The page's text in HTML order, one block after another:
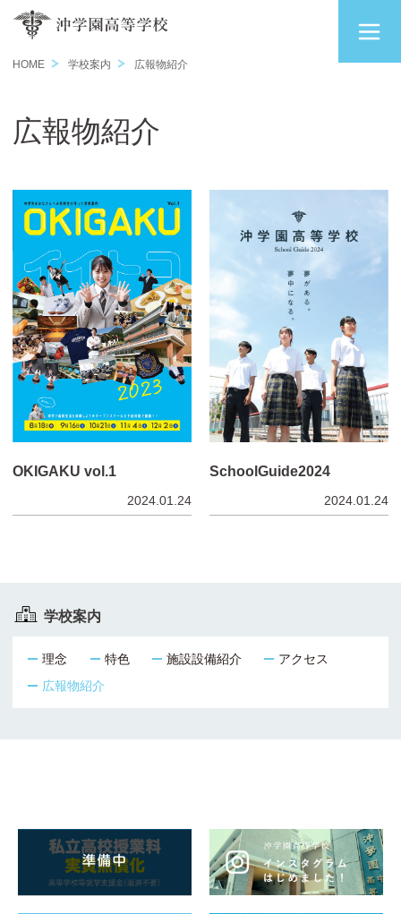
HOME 学校案内 広報物紹介
広報物紹介
OKIGAKU vol.1
2024.01.24
SchoolGuide2024
2024.01.24
学校案内
理念 特色 施設設備紹介
アクセス
広報物紹介